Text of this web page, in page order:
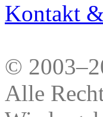
Kontakt
©
Alle